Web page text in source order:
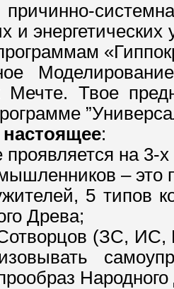
и
Твое
:
на 3-
– это
5 типов
Древа;
(ЗС, ИС,